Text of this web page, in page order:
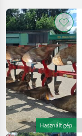
Használt gép